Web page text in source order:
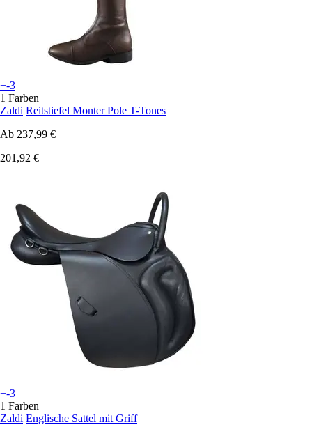
+-3
1 Farben
Zaldi Reitstiefel Monter Pole T-Tones
Ab 237,99 €
201,92 €
+-3
1 Farben
Zaldi Englische Sattel mit Griff